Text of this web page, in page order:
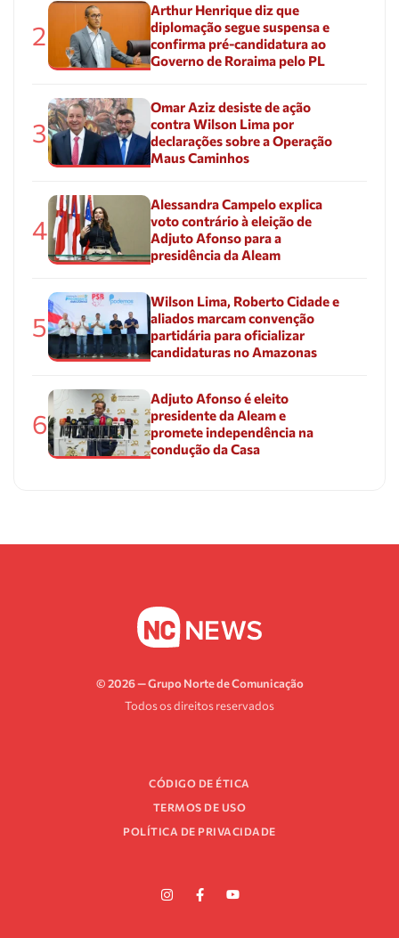
2
Arthur Henrique diz que
diplomação segue suspensa e
confirma pré-candidatura ao
Governo de Roraima pelo PL
3
Omar Aziz desiste de ação
contra Wilson Lima por
declarações sobre a Operação
Maus Caminhos
4
Alessandra Campelo explica
voto contrário à eleição de
Adjuto Afonso para a
presidência da Aleam
5
Wilson Lima, Roberto Cidade e
aliados marcam convenção
partidária para oficializar
candidaturas no Amazonas
6
Adjuto Afonso é eleito
presidente da Aleam e
promete independência na
condução da Casa
© 2026 — Grupo Norte de Comunicação
Todos os direitos reservados
CÓDIGO DE ÉTICA
TERMOS DE USO
POLÍTICA DE PRIVACIDADE